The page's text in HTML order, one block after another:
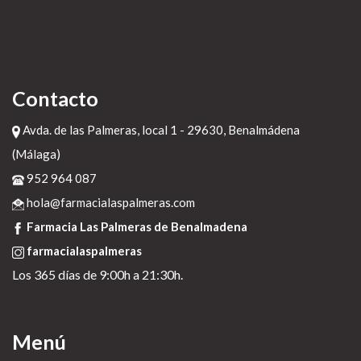
Contacto
Avda. de las Palmeras, local 1 - 29630, Benalmádena
(Málaga)
952 964 087
hola@farmacialaspalmeras.com
Farmacia Las Palmeras de Benalmadena
farmacialaspalmeras
Los 365 días de 9:00h a 21:30h.
Menú